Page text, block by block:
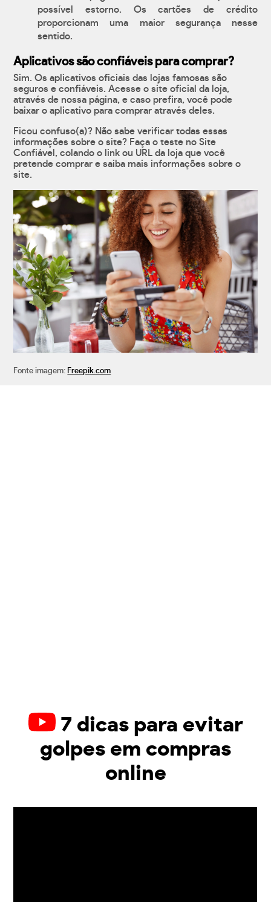
possível estorno. Os cartões de crédito
proporcionam uma maior segurança nesse
sentido.
Aplicativos são confiáveis para comprar?
Sim. Os aplicativos oficiais das lojas famosas são
seguros e confiáveis. Acesse o site oficial da loja,
através de nossa página, e caso prefira, você pode
baixar o aplicativo para comprar através deles.
Ficou confuso(a)? Não sabe verificar todas essas
informações sobre o site? Faça o teste no Site
Confiável, colando o link ou URL da loja que você
pretende comprar e saiba mais informações sobre o
site.
Fonte imagem: Freepik.com
7 dicas para evitar
golpes em compras
online